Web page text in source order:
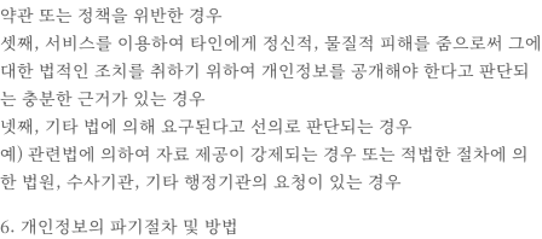
약관 또는 정책을 위반한 경우
셋째, 서비스를 이용하여 타인에게 정신적, 물질적 피해를 줌으로써 그에
대한 법적인 조치를 취하기 위하여 개인정보를 공개해야 한다고 판단되
는 충분한 근거가 있는 경우
넷째, 기타 법에 의해 요구된다고 선의로 판단되는 경우
예) 관련법에 의하여 자료 제공이 강제되는 경우 또는 적법한 절차에 의
한 법원, 수사기관, 기타 행정기관의 요청이 있는 경우
6. 개인정보의 파기절차 및 방법